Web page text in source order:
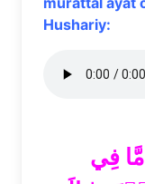
Hushariy:
فِي